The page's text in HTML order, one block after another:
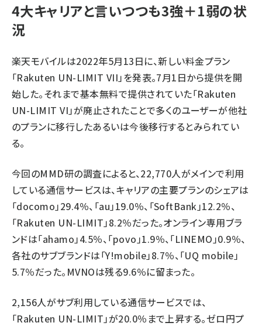
4大キャリアと言いつつも3強＋1弱の状
況
楽天モバイルは2022年5月13日に、新しい料金プラン
「Rakuten UN-LIMIT VII」を発表。7月1日から提供を開
始した。それまで基本無料で提供されていた「Rakuten
UN-LIMIT VI」が廃止されたことで多くのユーザーが他社
のプランに移行したあるいは今後移行するとみられてい
る。
今回のMMD研の調査によると、22,770人がメインで利用
している通信サービスは、キャリアの主要プランのシェアは
「docomo」29.4％、「au」19.0％、「SoftBank」12.2％、
「Rakuten UN-LIMIT」8.2％だった。オンライン専用ブラ
ンドは「ahamo」4.5％、「povo」1.9％、「LINEMO」0.9％、
各社のサブブランドは「Y!mobile」8.7％、「UQ mobile」
5.7％だった。MVNOは残る9.6％に留まった。
2,156人がサブ利用している通信サービスでは、
「Rakuten UN-LIMIT」が20.0％まで上昇する。ゼロ円プ